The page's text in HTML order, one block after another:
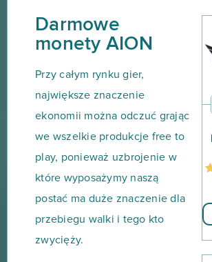
Darmowe
monety AION
Przy całym rynku gier,
największe znaczenie
ekonomii można odczuć grając
we wszelkie produkcje free to
play, ponieważ uzbrojenie w
które wyposażymy naszą
postać ma duże znaczenie dla
przebiegu walki i tego kto
zwycięży.